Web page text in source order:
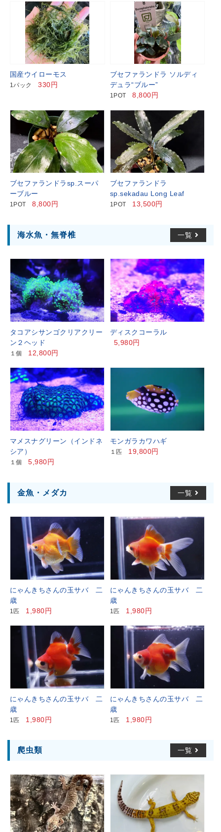
国産ウイローモス
1パック 330円
ブセファランドラ ソルディ
デュラ“ブルー”
1POT 8,800円
ブセファランドラsp.スーパ
ーブルー
1POT 8,800円
ブセファランドラ
sp.sekadau Long Leaf
1POT 13,500円
海水魚・無脊椎 一覧
タコアシサンゴクリアクリー
ン２ヘッド
１個 12,800円
ディスクコーラル
5,980円
マメスナグリーン（インドネ
シア）
１個 5,980円
モンガラカワハギ
１匹 19,800円
金魚・メダカ 一覧
にゃんきちさんの玉サバ 二
歳
1匹 1,980円
にゃんきちさんの玉サバ 二
歳
1匹 1,980円
にゃんきちさんの玉サバ 二
歳
1匹 1,980円
にゃんきちさんの玉サバ 二
歳
1匹 1,980円
爬虫類 一覧